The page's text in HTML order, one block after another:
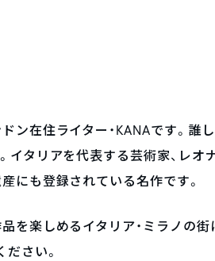
ドン在住ライター・KANAです。
イタリアを代表する芸術家、レ
にも登録されている名作です。
を楽しめるイタリア・ミラノの
さい。